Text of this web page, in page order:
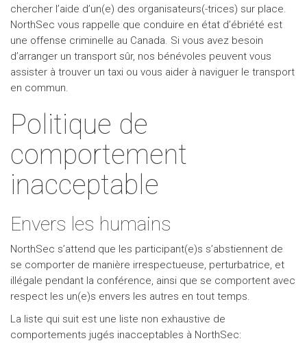
chercher l’aide d’un(e) des organisateurs(-trices) sur place.
NorthSec vous rappelle que conduire en état d’ébriété est
une offense criminelle au Canada. Si vous avez besoin
d’arranger un transport sûr, nos bénévoles peuvent vous
assister à trouver un taxi ou vous aider à naviguer le transport
en commun.
Politique de
comportement
inacceptable
Envers les humains
NorthSec s’attend que les participant(e)s s’abstiennent de
se comporter de manière irrespectueuse, perturbatrice, et
illégale pendant la conférence, ainsi que se comportent avec
respect les un(e)s envers les autres en tout temps.
La liste qui suit est une liste non exhaustive de
comportements jugés inacceptables à NorthSec: